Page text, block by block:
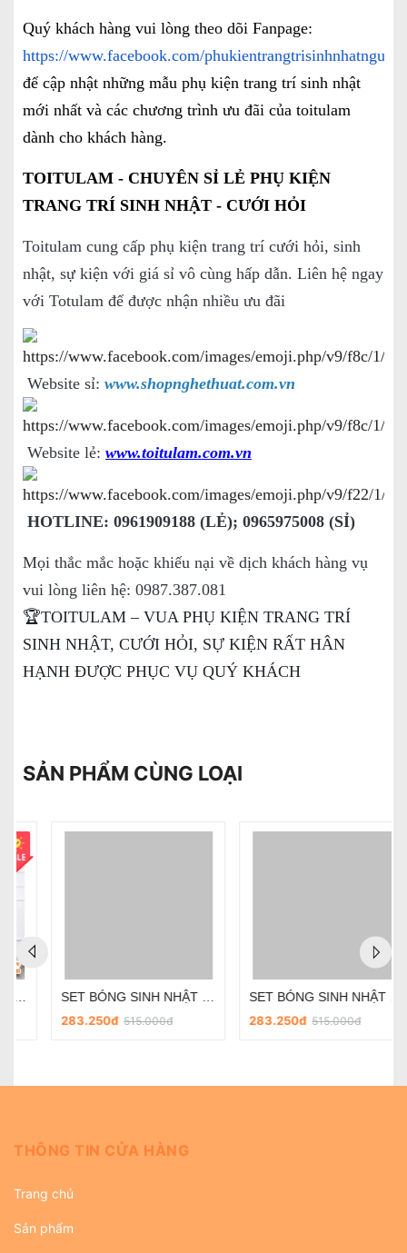
Quý khách hàng vui lòng theo dõi Fanpage:
https://www.facebook.com/
để cập nhật những mẫu phụ kiện trang trí sinh nhật
mới nhất và các chương trình ưu đãi của toitulam
dành cho khách hàng.
TOITULAM - CHUYÊN SỈ LẺ PHỤ KIỆN
TRANG TRÍ SINH NHẬT - CƯỚI HỎI
Toitulam cung cấp phụ kiện trang trí cưới hỏi, sinh
nhật, sự kiện với giá sỉ vô cùng hấp dẫn. Liên hệ ngay
với Totulam để được nhận nhiều ưu đãi
Website sỉ: www.shopnghethuat.com.vn
Website lẻ: www.toitulam.com.vn
HOTLINE: 0961909188 (LẺ); 0965975008 (SỈ)
Mọi thắc mắc hoặc khiếu nại về dịch khách hàng vụ
vui lòng liên hệ: 0987.387.081
🏆TOITULAM – VUA PHỤ KIỆN TRANG TRÍ
SINH NHẬT, CƯỚI HỎI, SỰ KIỆN RẤT HÂN
HẠNH ĐƯỢC PHỤC VỤ QUÝ KHÁCH
SẢN PHẨM CÙNG LOẠI
SET BÓNG SINH NHẬT - CHỦ ĐỀ PHI HÀNH GIA SD-R030
283.250đ515.000đ
SET BÓNG SINH NHẬT - CHỦ ĐỀ PHI HÀNH GIA SD-R018
283.250đ515.000đ
THÔNG TIN CỬA HÀNG
Trang chủ
Sản phẩm